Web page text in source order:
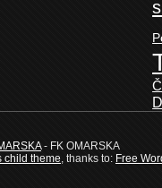
- FK OMARSKA
child theme, thanks to: Free